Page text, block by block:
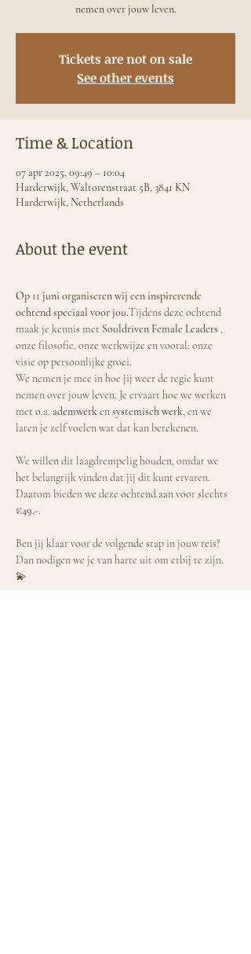
nemen over jouw leven.
Tickets are not on sale
See other events
Time & Location
07 apr 2025, 09:49 – 10:04
Harderwijk, Waltorenstraat 5B, 3841 KN
Harderwijk, Netherlands
About the event
Op 11 juni organiseren wij een inspirerende
ochtend speciaal voor jou.Tijdens deze ochtend
maak je kennis met Souldriven Female Leaders ,
onze filosofie, onze werkwijze en vooral: onze
visie op persoonlijke groei.
We nemen je mee in hoe jij weer de regie kunt
nemen over jouw leven. Je ervaart hoe we werken
met o.a. ademwerk en systemisch werk, en we
laten je zelf voelen wat dat kan betekenen.
We willen dit laagdrempelig houden, omdat we
het belangrijk vinden dat jij dit kunt ervaren.
Daarom bieden we deze ochtend aan voor slechts
€49,-.
Ben jij klaar voor de volgende stap in jouw reis?
Dan nodigen we je van harte uit om erbij te zijn.
💫